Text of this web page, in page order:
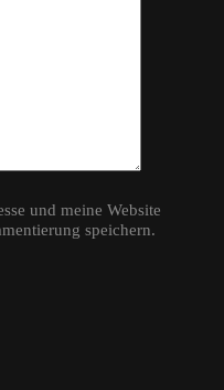
und meine Website
speichern.